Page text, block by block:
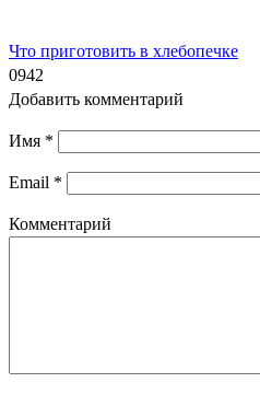
Что приготовить в хлебопечке
0942
Добавить комментарий
Имя *
Email *
Комментарий